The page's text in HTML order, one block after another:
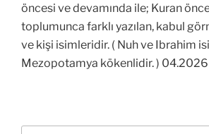
öncesi ve devamında ile; Kuran
toplumunca farklı yazılan, kabul
ve kişi isimleridir. ( Nuh ve Ibrahim
Mezopotamya kökenlidir. ) 04.2026